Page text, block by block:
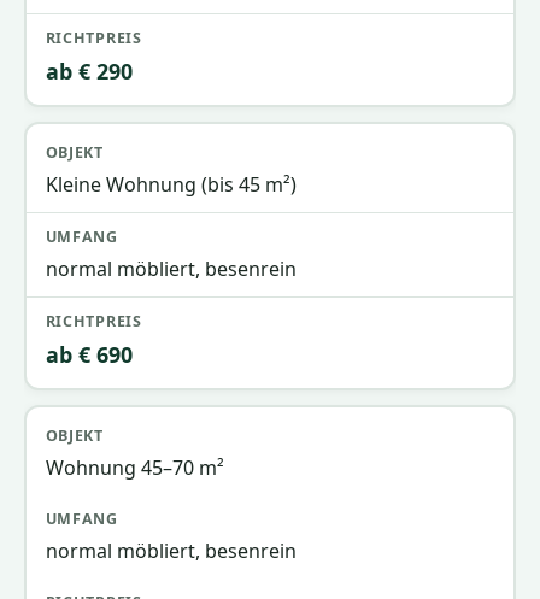
ab € 290
Kleine Wohnung (bis 45 m²)
normal möbliert, besenrein
ab € 690
Wohnung 45–70 m²
normal möbliert, besenrein